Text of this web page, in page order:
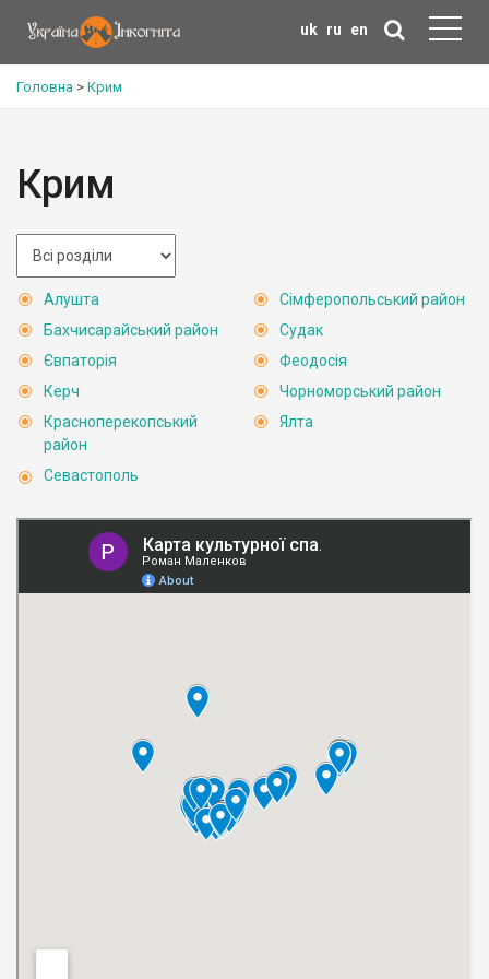
uk ru en
Головна > Крим
Крим
Алушта
Бахчисарайський район
Євпаторія
Керч
Красноперекопський
район
Севастополь
Сімферопольський район
Судак
Феодосія
Чорноморський район
Ялта